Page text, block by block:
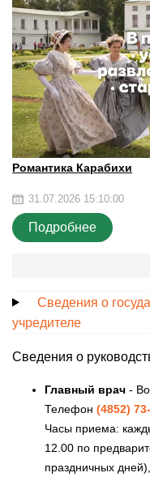
Романтика Карабихи
31.07.2026 15:10:00
Подробнее
Сведения о
учредителе
Сведения о
Главный врач -
Телефон (4852)
Часы приема:
12.00 по
праздничных